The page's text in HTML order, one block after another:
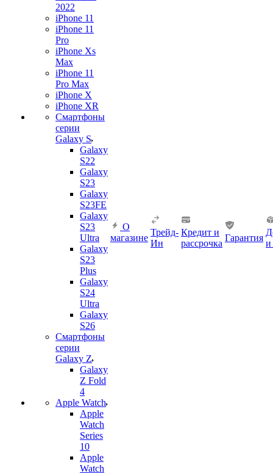
2022
iPhone 11
iPhone 11
Pro
iPhone Xs
Max
iPhone 11
Pro Max
iPhone X
iPhone XR
Смартфоны
серии
Galaxy S
Galaxy
S22
Galaxy
S23
Galaxy
S23FE
Galaxy
S23
Ultra
Galaxy
S23
Plus
Galaxy
S24
Ultra
Galaxy
S26
Смартфоны
серии
Galaxy Z
Galaxy
Z Fold
4
Apple Watch
Apple
Watch
Series
10
Apple
Watch
О
магазине
Трейд-
Ин
Кредит и
рассрочка
Гарантия
и